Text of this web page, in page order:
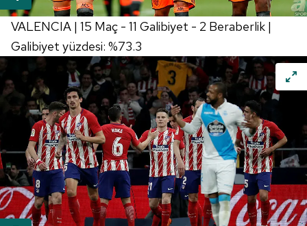
VALENCIA | 15 Maç - 11 Galibiyet - 2 Beraberlik |
Galibiyet yüzdesi: %73.3